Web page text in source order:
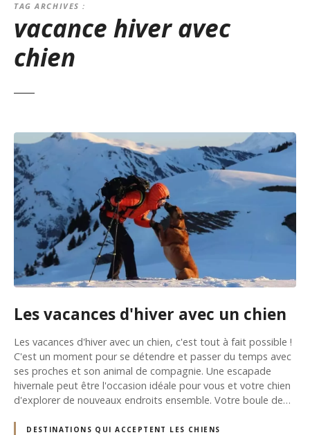
TAG ARCHIVES :
vacance hiver avec
chien
Les vacances d'hiver avec un chien
Les vacances d'hiver avec un chien, c'est tout à fait possible !
C'est un moment pour se détendre et passer du temps avec
ses proches et son animal de compagnie. Une escapade
hivernale peut être l'occasion idéale pour vous et votre chien
d'explorer de nouveaux endroits ensemble. Votre boule de…
DESTINATIONS QUI ACCEPTENT LES CHIENS